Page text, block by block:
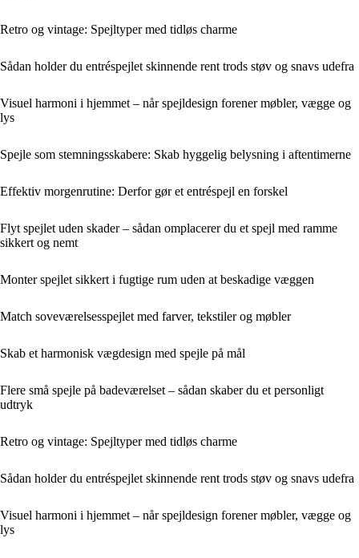
Retro og vintage: Spejltyper med tidløs charme
Sådan holder du entréspejlet skinnende rent trods støv og snavs udefra
Visuel harmoni i hjemmet – når spejldesign forener møbler, vægge og
lys
Spejle som stemningsskabere: Skab hyggelig belysning i aftentimerne
Effektiv morgenrutine: Derfor gør et entréspejl en forskel
Flyt spejlet uden skader – sådan omplacerer du et spejl med ramme
sikkert og nemt
Monter spejlet sikkert i fugtige rum uden at beskadige væggen
Match soveværelsesspejlet med farver, tekstiler og møbler
Skab et harmonisk vægdesign med spejle på mål
Flere små spejle på badeværelset – sådan skaber du et personligt
udtryk
Retro og vintage: Spejltyper med tidløs charme
Sådan holder du entréspejlet skinnende rent trods støv og snavs udefra
Visuel harmoni i hjemmet – når spejldesign forener møbler, vægge og
lys